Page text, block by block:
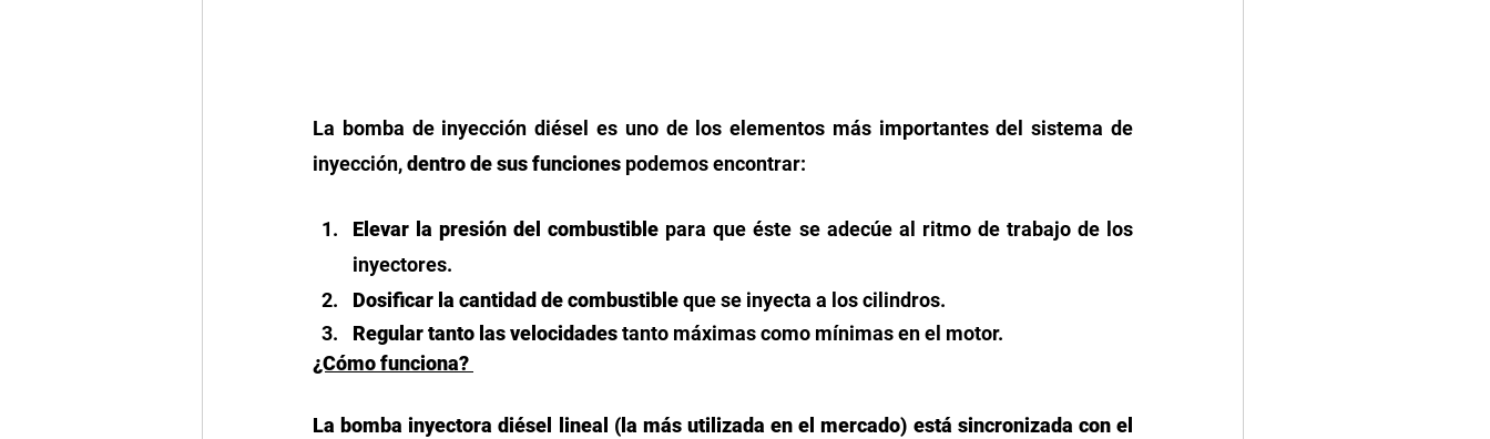
La bomba de inyección diésel es uno de los elementos más importantes del sistema de
inyección, dentro de sus funciones podemos encontrar:
Elevar la presión del combustible para que éste se adecúe al ritmo de trabajo de los
inyectores.
Dosificar la cantidad de combustible que se inyecta a los cilindros.
Regular tanto las velocidades tanto máximas como mínimas en el motor.
¿Cómo funciona?
La bomba inyectora diésel lineal (la más utilizada en el mercado) está sincronizada con el